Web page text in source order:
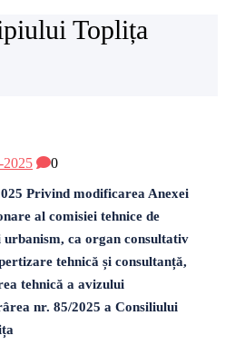
Toplița
0
Privind modificarea Anexei
al comisiei tehnice de
ca organ consultativ
tehnică și consultanță,
tehnică a avizului
nr. 85/2025 a Consiliului